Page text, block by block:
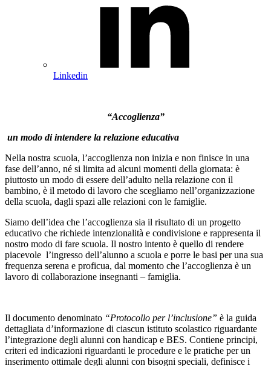
Linkedin
“Accoglienza”
un modo di intendere la relazione educativa
Nella nostra scuola, l’accoglienza non inizia e non finisce in una
fase dell’anno, né si limita ad alcuni momenti della giornata: è
piuttosto un modo di essere dell’adulto nella relazione con il
bambino, è il metodo di lavoro che scegliamo nell’organizzazione
della scuola, dagli spazi alle relazioni con le famiglie.
Siamo dell’idea che l’accoglienza sia il risultato di un progetto
educativo che richiede intenzionalità e condivisione e rappresenta il
nostro modo di fare scuola. Il nostro intento è quello di rendere
piacevole l’ingresso dell’alunno a scuola e porre le basi per una sua
frequenza serena e proficua, dal momento che l’accoglienza è un
lavoro di collaborazione insegnanti – famiglia.
Il documento denominato “Protocollo per l’inclusione” è la guida
dettagliata d’informazione di ciascun istituto scolastico riguardante
l’integrazione degli alunni con handicap e BES. Contiene principi,
criteri ed indicazioni riguardanti le procedure e le pratiche per un
inserimento ottimale degli alunni con bisogni speciali, definisce i